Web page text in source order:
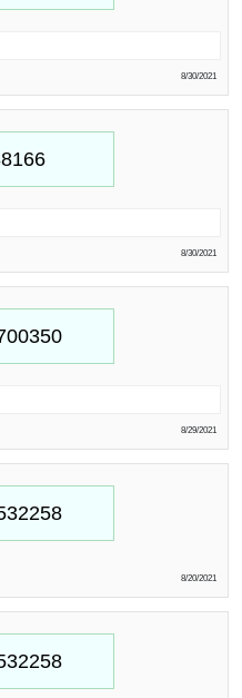
8/30/2021
8/30/2021
8/29/2021
8/20/2021